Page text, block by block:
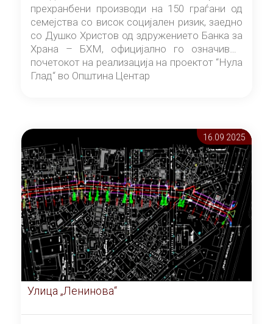
прехранбени производи на 150 граѓани од
семејства со висок социјален ризик, заедно
со Душко Христов од здружението Банка за
Храна – БХМ, официјално го означивме
почетокот на реализација на проектот “Нула
Глад“ во Општина Центар
16.09 2025
Улица „Ленинова“